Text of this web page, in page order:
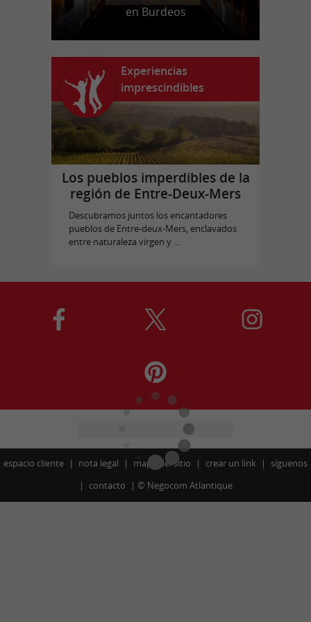
en Burdeos
Experiencias
imprescindibles
Los pueblos imperdibles de la
región de Entre-Deux-Mers
Descubramos juntos los encantadores
pueblos de Entre-deux-Mers, enclavados
entre naturaleza virgen y ...
espacio cliente nota legal mapa del sitio crear un link
síguenos
contacto
© Negocom Atlantique